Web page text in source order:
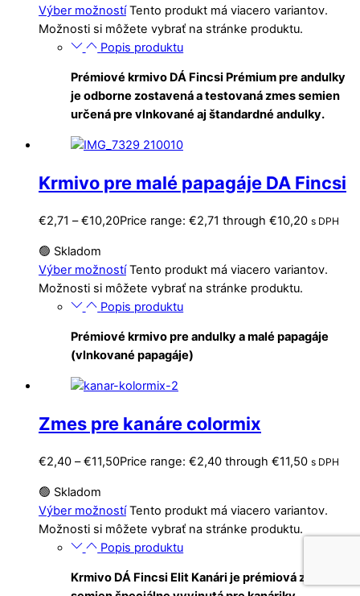
Výber možností Tento produkt má viacero variantov.
Možnosti si môžete vybrať na stránke produktu.
Popis produktu
Prémiové krmivo DÁ Fincsi Prémium pre andulky
je odborne zostavená a testovaná zmes semien
určená pre vlnkované aj štandardné andulky.
Krmivo pre malé papagáje DA Fincsi
€2,71 – €10,20Price range: €2,71 through €10,20 s DPH
🟢 Skladom
Výber možností Tento produkt má viacero variantov.
Možnosti si môžete vybrať na stránke produktu.
Popis produktu
Prémiové krmivo pre andulky a malé papagáje
(vlnkované papagáje)
Zmes pre kanáre colormix
€2,40 – €11,50Price range: €2,40 through €11,50 s DPH
🟢 Skladom
Výber možností Tento produkt má viacero variantov.
Možnosti si môžete vybrať na stránke produktu.
Popis produktu
Krmivo DÁ Fincsi Elit Kanári je prémiová zmes